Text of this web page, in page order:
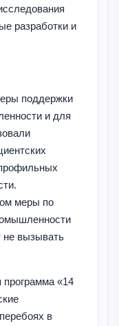
разработки и
поддержки
и для
меры по
не вызывать
программа «14
в